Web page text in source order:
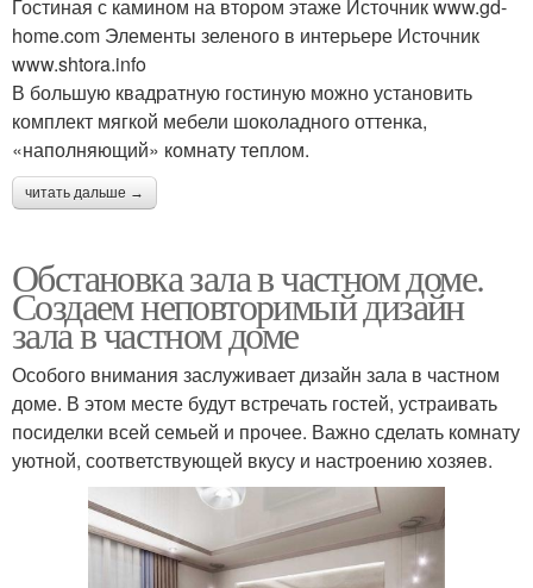
Гостиная с камином на втором этаже Источник www.gd-
home.com Элементы зеленого в интерьере Источник
www.shtora.info
В большую квадратную гостиную можно установить
комплект мягкой мебели шоколадного оттенка,
«наполняющий» комнату теплом.
читать дальше →
Обстановка зала в частном доме.
Создаем неповторимый дизайн
зала в частном доме
Особого внимания заслуживает дизайн зала в частном
доме. В этом месте будут встречать гостей, устраивать
посиделки всей семьей и прочее. Важно сделать комнату
уютной, соответствующей вкусу и настроению хозяев.